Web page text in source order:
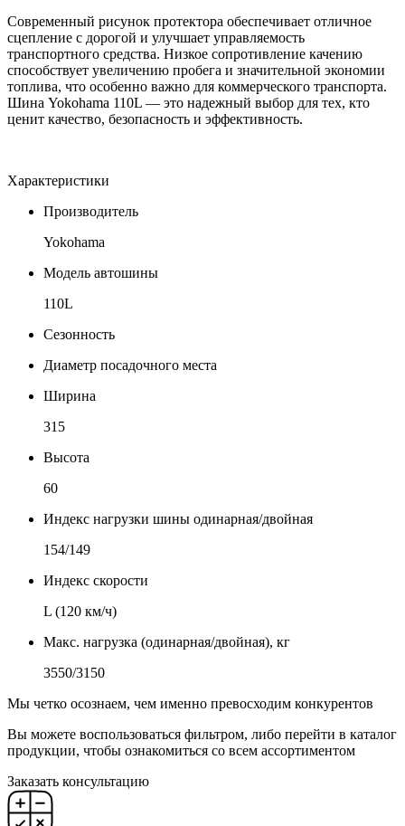
Современный рисунок протектора обеспечивает отличное
сцепление с дорогой и улучшает управляемость
транспортного средства. Низкое сопротивление качению
способствует увеличению пробега и значительной экономии
топлива, что особенно важно для коммерческого транспорта.
Шина Yokohama 110L — это надежный выбор для тех, кто
ценит качество, безопасность и эффективность.
Характеристики
Производитель
Yokohama
Модель автошины
110L
Сезонность
Диаметр посадочного места
Ширина
315
Высота
60
Индекс нагрузки шины одинарная/двойная
154/149
Индекс скорости
L (120 км/ч)
Макс. нагрузка (одинарная/двойная), кг
3550/3150
Мы четко осознаем, чем именно превосходим конкурентов
Вы можете воспользоваться фильтром, либо перейти в каталог
продукции, чтобы ознакомиться со всем ассортиментом
Заказать консультацию